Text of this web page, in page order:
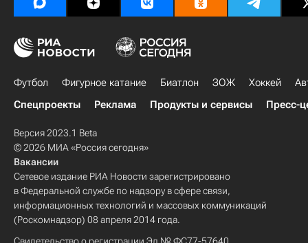
Футбол Фигурное катание Биатлон ЗОЖ Хоккей
Спецпроекты
Реклама Продукты и сервисы Пресс-
Версия 2023.1 Beta
© 2026 МИА «Россия сегодня»
Вакансии
Сетевое издание РИА Новости зарегистрировано
в Федеральной службе по надзору в сфере связи,
информационных технологий и массовых коммуникаций
(Роскомнадзор) 08 апреля 2014 года.